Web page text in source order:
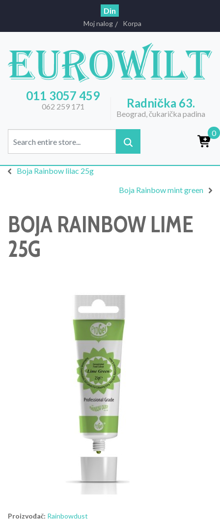
Din
Moj nalog Korpa
011 3057 459
062 259 171 Radnička 63.
Beograd, čukarička padina
0
Boja Rainbow lilac 25g
Boja Rainbow mint green
BOJA RAINBOW LIME
25G
Proizvođač: Rainbowdust